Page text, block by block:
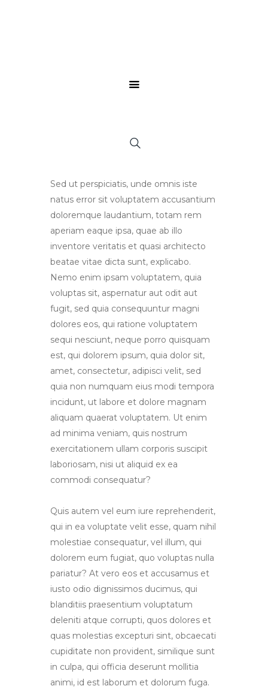
Sed ut perspiciatis, unde omnis iste
natus error sit voluptatem accusantium
doloremque laudantium, totam rem
aperiam eaque ipsa, quae ab illo
inventore veritatis et quasi architecto
beatae vitae dicta sunt, explicabo.
Nemo enim ipsam voluptatem, quia
voluptas sit, aspernatur aut odit aut
fugit, sed quia consequuntur magni
dolores eos, qui ratione voluptatem
sequi nesciunt, neque porro quisquam
est, qui dolorem ipsum, quia dolor sit,
amet, consectetur, adipisci velit, sed
quia non numquam eius modi tempora
incidunt, ut labore et dolore magnam
aliquam quaerat voluptatem. Ut enim
ad minima veniam, quis nostrum
exercitationem ullam corporis suscipit
laboriosam, nisi ut aliquid ex ea
commodi consequatur?
Quis autem vel eum iure reprehenderit,
qui in ea voluptate velit esse, quam nihil
molestiae consequatur, vel illum, qui
dolorem eum fugiat, quo voluptas nulla
pariatur? At vero eos et accusamus et
iusto odio dignissimos ducimus, qui
blanditiis praesentium voluptatum
deleniti atque corrupti, quos dolores et
quas molestias excepturi sint, obcaecati
cupiditate non provident, similique sunt
in culpa, qui officia deserunt mollitia
animi, id est laborum et dolorum fuga.